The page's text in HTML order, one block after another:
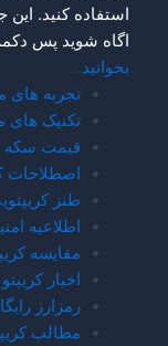
استفاده کنید. این
اگاه شوید پس
بخوانید
تجربه های
تکنیک های
قیمت سکه
اصطلاحات
طنز
اطلاعیه
مقایسه
اخبار کریپتو
رمزارز
مطالب